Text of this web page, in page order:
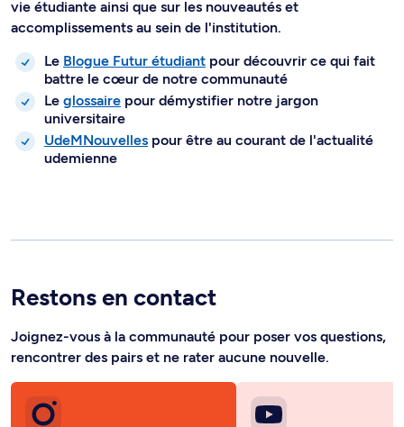
vie étudiante ainsi que sur les nouveautés et
accomplissements au sein de l'institution.
Le Blogue Futur étudiant pour découvrir ce qui fait
battre le cœur de notre communauté
Le glossaire pour démystifier notre jargon
universitaire
UdeMNouvelles pour être au courant de l'actualité
udemienne
Restons en contact
Joignez-vous à la communauté pour poser vos questions,
rencontrer des pairs et ne rater aucune nouvelle.